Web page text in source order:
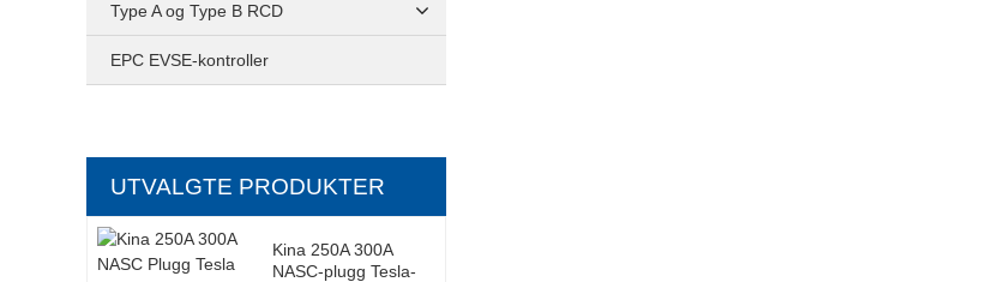
Type A og Type B RCD
EPC EVSE-kontroller
UTVALGTE PRODUKTER
Kina 250A 300A
NASC-plugg Tesla-